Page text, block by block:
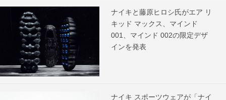
ナイキと藤原ヒロシ氏がエア リ
キッド マックス、マインド
001、マインド 002の限定デザ
インを発表
ナイキ スポーツウェアが「ナイ